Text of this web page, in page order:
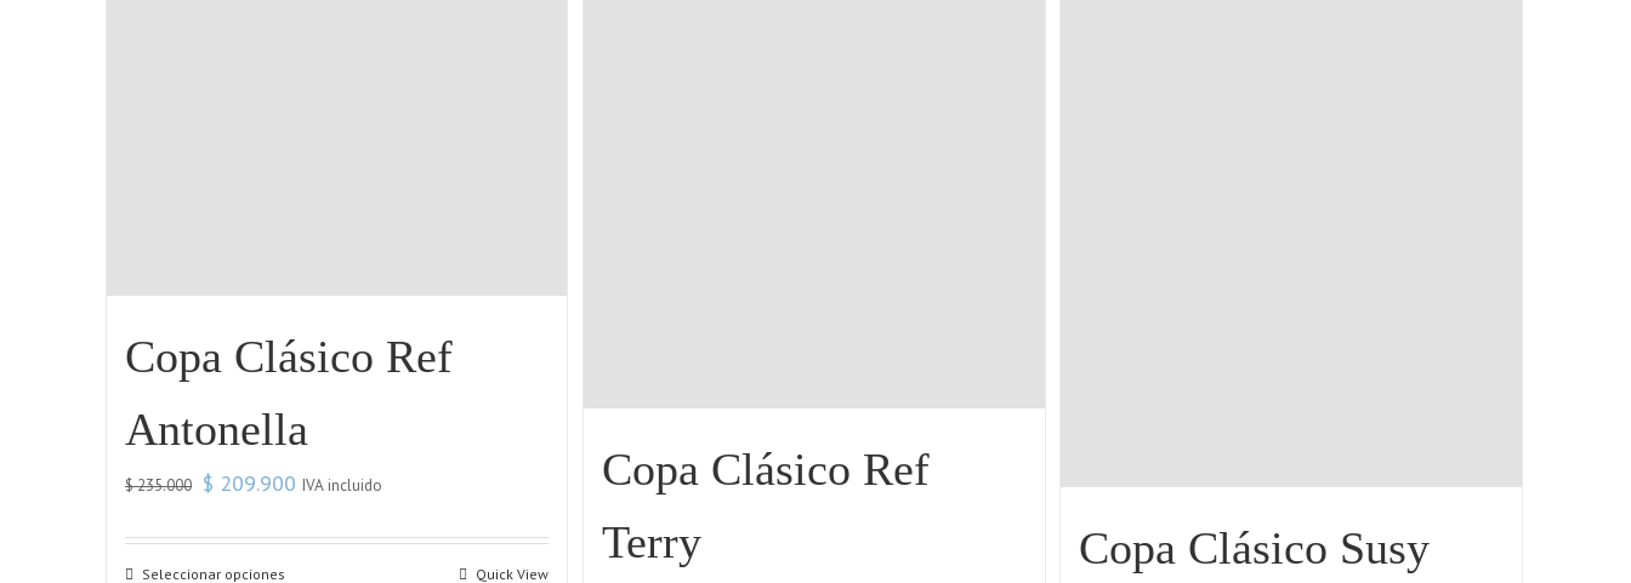
Copa Clásico Ref
Antonella
$235.000 $ 209.900 IVA incluido
Seleccionar opciones Quick View
Copa Clásico Ref
Terry
Copa Clásico Susy